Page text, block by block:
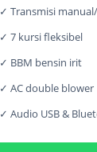
✓ Transmisi
✓ 7 kursi fleksibel
✓ BBM bensin irit
✓ AC double blower
✓ Audio USB &